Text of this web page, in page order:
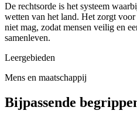
De rechtsorde is het systeem
wetten van het land. Het zorgt
niet mag, zodat mensen veilig en
samenleven.
Leergebieden
Mens en maatschappij
Bijpassende